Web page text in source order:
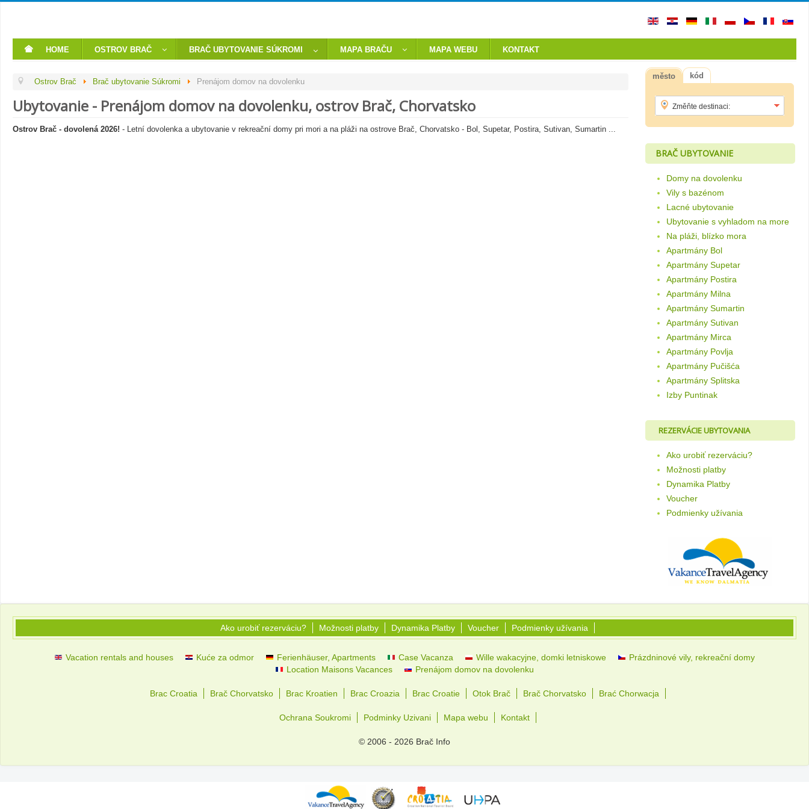
HOME OSTROV BRAČ BRAČ UBYTOVANIE SÚKROMI MAPA BRAČU MAPA WEBU KONTAKT
Ostrov Brač Brač ubytovanie Súkromi Prenájom domov na dovolenku
Ubytovanie - Prenájom domov na dovolenku, ostrov Brač, Chorvatsko
Ostrov Brač - dovolená 2026! - Letní dovolenka a ubytovanie v rekreační domy pri mori a na pláži na ostrove Brač, Chorvatsko - Bol, Supetar, Postira, Sutivan, Sumartin ...
město kód
BRAČ UBYTOVANIE
Domy na dovolenku
Vily s bazénom
Lacné ubytovanie
Ubytovanie s vyhladom na more
Na pláži, blízko mora
Apartmány Bol
Apartmány Supetar
Apartmány Postira
Apartmány Milna
Apartmány Sumartin
Apartmány Sutivan
Apartmány Mirca
Apartmány Povlja
Apartmány Pučišća
Apartmány Splitska
Izby Puntinak
REZERVÁCIE UBYTOVANIA
Ako urobiť rezerváciu?
Možnosti platby
Dynamika Platby
Voucher
Podmienky užívania
Ako urobiť rezerváciu? Možnosti platby Dynamika Platby Voucher Podmienky užívania
Vacation rentals and houses Kuće za odmor Ferienhäuser, Apartments Case Vacanza Wille wakacyjne, domki letniskowe
Prázdninové vily, rekreační domy
Location Maisons Vacances
Prenájom domov na dovolenku
Brac Croatia Brač Chorvatsko Brac Kroatien Brac Croazia Brac Croatie Otok Brač Brač Chorvatsko Brać Chorwacja
Ochrana Soukromi Podminky Uzivani Mapa webu Kontakt
© 2006 - 2026 Brač Info